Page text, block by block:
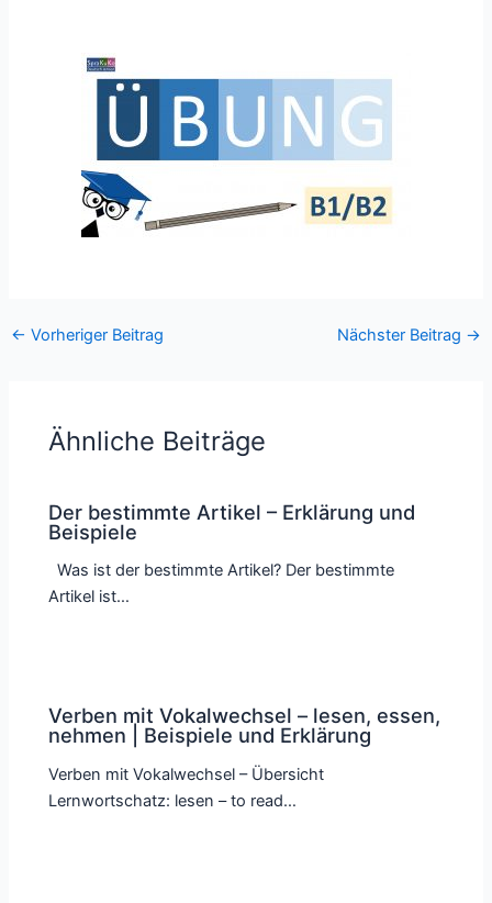
← Vorheriger Beitrag Nächster Beitrag →
Ähnliche Beiträge
Der bestimmte Artikel – Erklärung und
Beispiele
Was ist der bestimmte Artikel? Der bestimmte
Artikel ist…
Verben mit Vokalwechsel – lesen, essen,
nehmen | Beispiele und Erklärung
Verben mit Vokalwechsel – Übersicht
Lernwortschatz: lesen – to read…